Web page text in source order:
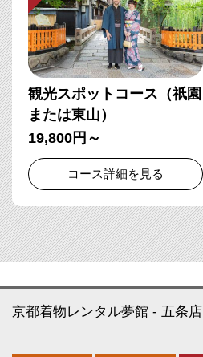
観光スポットコース（祇園
または東山）
19,800円～
コース詳細を見る
京都着物レンタル夢館 五条店